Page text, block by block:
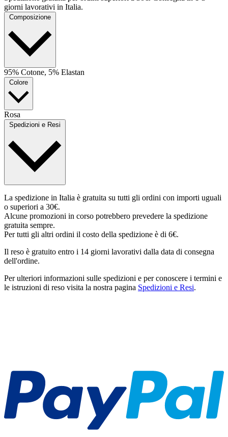
giorni lavorativi in Italia.
Composizione
95% Cotone, 5% Elastan
Colore
Rosa
Spedizioni e Resi
La spedizione in Italia è gratuita su tutti gli ordini con importi uguali
o superiori a 30€.
Alcune promozioni in corso potrebbero prevedere la spedizione
gratuita sempre.
Per tutti gli altri ordini il costo della spedizione è di 6€.
Il reso è gratuito entro i 14 giorni lavorativi dalla data di consegna
dell'ordine.
Per ulteriori informazioni sulle spedizioni e per conoscere i termini e
le istruzioni di reso visita la nostra pagina Spedizioni e Resi.